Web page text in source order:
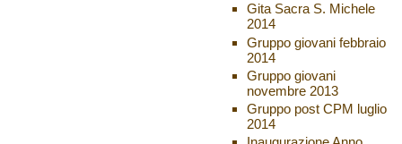
Gita Sacra S. Michele
2014
Gruppo giovani febbraio
2014
Gruppo giovani
novembre 2013
Gruppo post CPM luglio
2014